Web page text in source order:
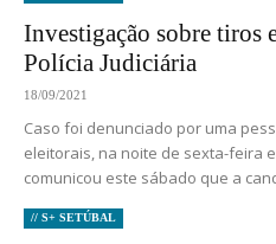
Investigação sobre tiros
Polícia Judiciária
18/09/2021
Caso foi denunciado por uma
eleitorais, na noite de sexta-feira
comunicou este sábado que a
// S+ SETÚBAL